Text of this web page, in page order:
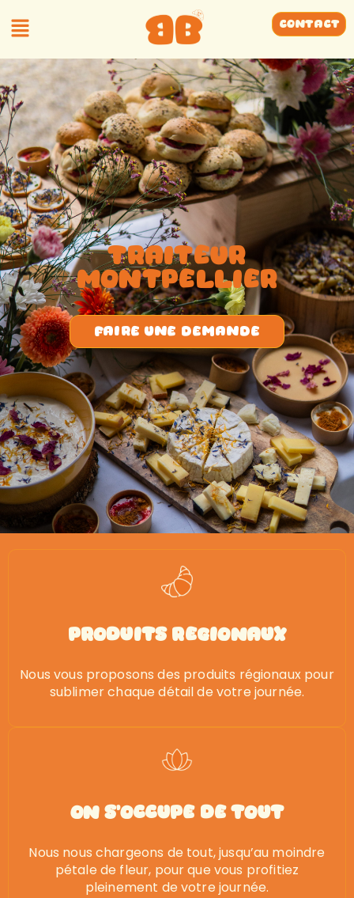
Contact
Traiteur
montpellier
faire une demande
Produits Regionaux
Nous vous proposons des produits régionaux pour
sublimer chaque détail de votre journée.
on s'occupe de tout
Nous nous chargeons de tout, jusqu’au moindre
pétale de fleur, pour que vous profitiez
pleinement de votre journée.